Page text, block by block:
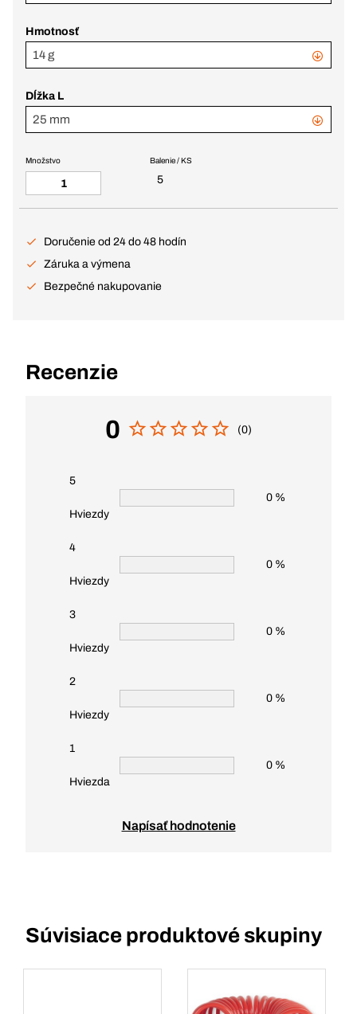
Hmotnosť
14 g
Dĺžka L
25 mm
Balenie / KS
5
Množstvo
Doručenie od 24 do 48 hodín
Záruka a výmena
Bezpečné nakupovanie
Recenzie
0 (0)
5
Hviezdy
0 %
4
Hviezdy
0 %
3
Hviezdy
0 %
2
Hviezdy
0 %
1
Hviezda
0 %
Napísať hodnotenie
Súvisiace produktové skupiny